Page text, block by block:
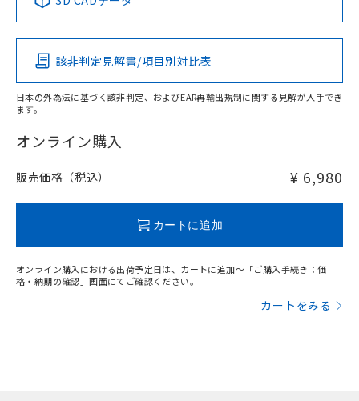
Pb Hg Cd Cr(VI)
O
在庫等で未対応品が混在する可能性があります。
問い合わせください。
この製品の規格認証/適合状況ページへ
その他の認証はこちらのページからご検索ください
該非判定見解書/項目別対比表
日本の外為法に基づく該非判定、およびEAR再輸出規制に関する見解が入手でき
ます。
オンライン購入
販売価格（税込） ¥ 6,980
カートに追加
オンライン購入における出荷予定日は、カートに追加～「ご購入手続き：価
格・納期の確認」画面にてご確認ください。
カートをみる